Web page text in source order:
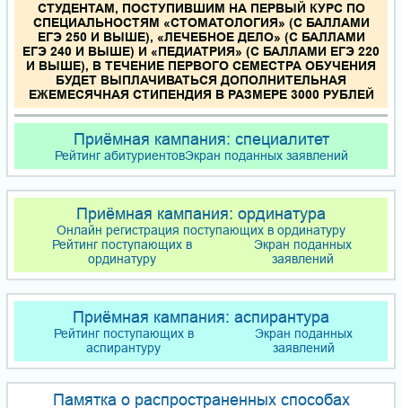
СТУДЕНТАМ, ПОСТУПИВШИМ НА ПЕРВЫЙ КУРС ПО
СПЕЦИАЛЬНОСТЯМ «СТОМАТОЛОГИЯ» (С БАЛЛАМИ
ЕГЭ 250 И ВЫШЕ), «ЛЕЧЕБНОЕ ДЕЛО» (С БАЛЛАМИ
ЕГЭ 240 И ВЫШЕ) И «ПЕДИАТРИЯ» (С БАЛЛАМИ ЕГЭ 220
И ВЫШЕ), В ТЕЧЕНИЕ ПЕРВОГО СЕМЕСТРА ОБУЧЕНИЯ
БУДЕТ ВЫПЛАЧИВАТЬСЯ ДОПОЛНИТЕЛЬНАЯ
ЕЖЕМЕСЯЧНАЯ СТИПЕНДИЯ В РАЗМЕРЕ 3000 РУБЛЕЙ
Приёмная кампания: специалитет
Рейтинг абитуриентовЭкран поданных заявлений
Приёмная кампания: ординатура
Онлайн регистрация поступающих в ординатуру
Рейтинг поступающих в
ординатуру
Экран поданных
заявлений
Приёмная кампания: аспирантура
Рейтинг поступающих в
аспирантуру
Экран поданных
заявлений
Памятка о распространенных способах